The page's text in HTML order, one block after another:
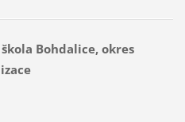
Bohdalice, okres